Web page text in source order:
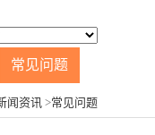
常见问题
闻资讯 >常见问题